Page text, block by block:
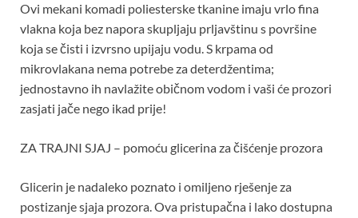
Ovi mekani komadi poliesterske tkanine imaju vrlo fina
vlakna koja bez napora skupljaju prljavštinu s površine
koja se čisti i izvrsno upijaju vodu. S krpama od
mikrovlakana nema potrebe za deterdžentima;
jednostavno ih navlažite običnom vodom i vaši će prozori
zasjati jače nego ikad prije!
ZA TRAJNI SJAJ – pomoću glicerina za čišćenje prozora
Glicerin je nadaleko poznato i omiljeno rješenje za
postizanje sjaja prozora. Ova pristupačna i lako dostupna